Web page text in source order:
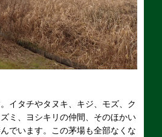
イタチやタヌキ、キジ、モズ、ク
ミ、ヨシキリの仲間、そのほかい
でいます。この茅場も全部なくな